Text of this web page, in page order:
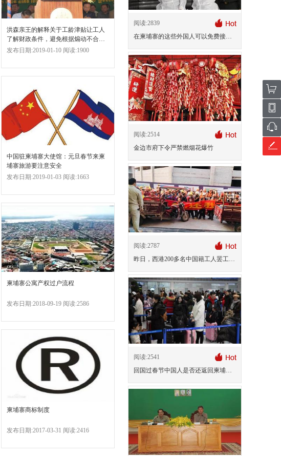
洪森亲王的解释关于工龄津贴让工人
了解财政条件，避免根据煽动不合理
要求！
发布日期:2019-01-10 阅读:1900
中国驻柬埔寨大使馆：元旦春节来柬
埔寨旅游要注意安全
发布日期:2019-01-03 阅读:1663
柬埔寨公寓产权过户流程
发布日期:2018-09-19 阅读:2586
柬埔寨商标制度
发布日期:2017-03-31 阅读:2416
阅读:2839
在柬埔寨的这些外国人可以免费接种新冠疫苗
阅读:2514
金边市府下令严禁燃烟花爆竹
阅读:2787
昨日，西港200多名中国籍工人罢工讨薪
阅读:2541
回国过春节中国人是否还返回柬埔寨？